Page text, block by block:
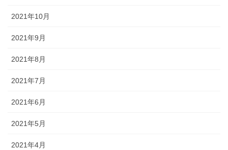
2021年10月
2021年9月
2021年8月
2021年7月
2021年6月
2021年5月
2021年4月